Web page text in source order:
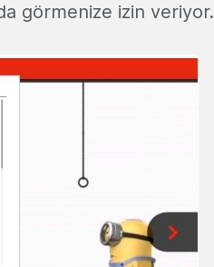
görmenize izin veriyor.